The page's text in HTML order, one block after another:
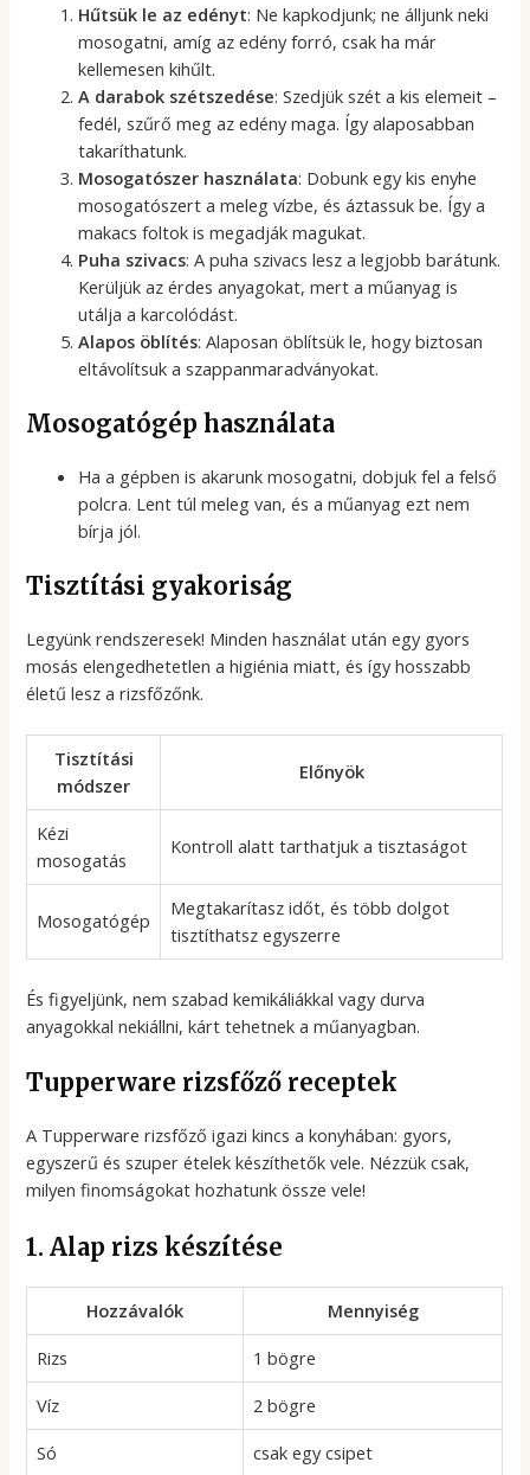
Hűtsük le az edényt: Ne kapkodjunk; ne álljunk neki
mosogatni, amíg az edény forró, csak ha már
kellemesen kihűlt.
A darabok szétszedése: Szedjük szét a kis elemeit –
fedél, szűrő meg az edény maga. Így alaposabban
takaríthatunk.
Mosogatószer használata: Dobunk egy kis enyhe
mosogatószert a meleg vízbe, és áztassuk be. Így a
makacs foltok is megadják magukat.
Puha szivacs: A puha szivacs lesz a legjobb barátunk.
Kerüljük az érdes anyagokat, mert a műanyag is
utálja a karcolódást.
Alapos öblítés: Alaposan öblítsük le, hogy biztosan
eltávolítsuk a szappanmaradványokat.
Mosogatógép használata
Ha a gépben is akarunk mosogatni, dobjuk fel a felső
polcra. Lent túl meleg van, és a műanyag ezt nem
bírja jól.
Tisztítási gyakoriság
Legyünk rendszeresek! Minden használat után egy gyors
mosás elengedhetetlen a higiénia miatt, és így hosszabb
életű lesz a rizsfőzőnk.
Tisztítási
módszer
Előnyök
Kézi
mosogatás
Kontroll alatt tarthatjuk a tisztaságot
Mosogatógép
Megtakarítasz időt, és több dolgot
tisztíthatsz egyszerre
És figyeljünk, nem szabad kemikáliákkal vagy durva
anyagokkal nekiállni, kárt tehetnek a műanyagban.
Tupperware rizsfőző receptek
A Tupperware rizsfőző igazi kincs a konyhában: gyors,
egyszerű és szuper ételek készíthetők vele. Nézzük csak,
milyen finomságokat hozhatunk össze vele!
1. Alap rizs készítése
Hozzávalók
Mennyiség
Rizs
1 bögre
Víz
2 bögre
Só
csak egy csipet